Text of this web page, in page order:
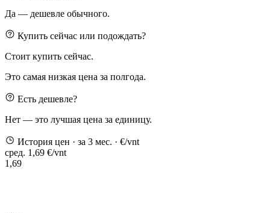
Да — дешевле обычного.
Купить сейчас или подождать?
Стоит купить сейчас.
Это самая низкая цена за полгода.
Есть дешевле?
Нет — это лучшая цена за единицу.
История цен · за 3 мес. · €/vnt
сред. 1,69 €/vnt
1,69